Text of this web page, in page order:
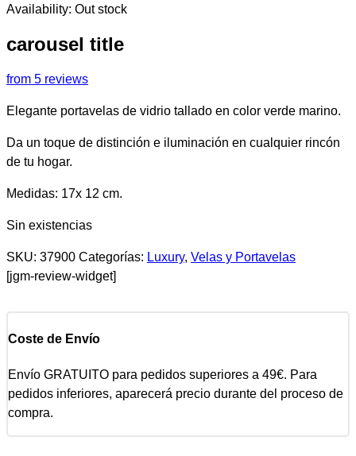
Availability: Out stock
carousel title
from 5 reviews
Elegante portavelas de vidrio tallado en color verde marino.
Da un toque de distinción e iluminación en cualquier rincón
de tu hogar.
Medidas: 17x 12 cm.
Sin existencias
SKU: 37900 Categorías: Luxury, Velas y Portavelas
[jgm-review-widget]
Coste de Envío
Envío GRATUITO para pedidos superiores a 49€. Para
pedidos inferiores, aparecerá precio durante del proceso de
compra.